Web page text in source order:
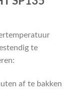
te
af te bakken